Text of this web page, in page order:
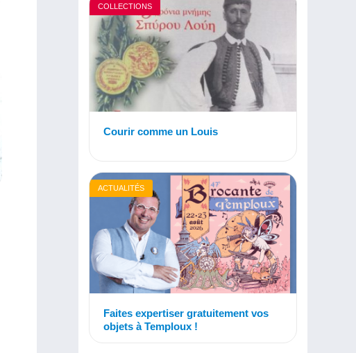
COLLECTIONS
Courir comme un Louis
ACTUALITÉS
Faites expertiser gratuitement vos
objets à Temploux !